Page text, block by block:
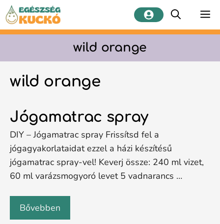
Kilépés
tartalomba
wild orange
wild orange
Jógamatrac spray
DIY – Jógamatrac spray Frissítsd fel a
jógagyakorlataidat ezzel a házi készítésű
jógamatrac spray-vel! Keverj össze: 240 ml vizet,
60 ml varázsmogyoró levet 5 vadnarancs …
Bővebben